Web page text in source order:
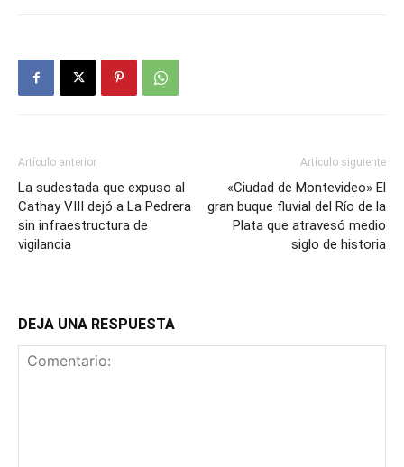
Artículo anterior
La sudestada que expuso al
Cathay VIII dejó a La Pedrera
sin infraestructura de
vigilancia
Artículo siguiente
«Ciudad de Montevideo» El
gran buque fluvial del Río de la
Plata que atravesó medio
siglo de historia
DEJA UNA RESPUESTA